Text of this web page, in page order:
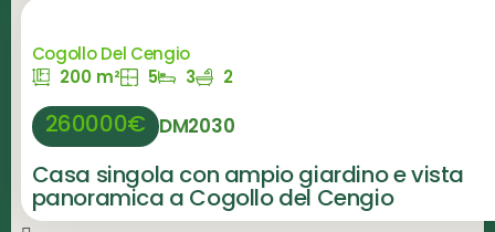
Cogollo Del Cengio
200 m²
5 3 2
260000€ DM2030
Casa singola con ampio giardino e vista
panoramica a Cogollo del Cengio